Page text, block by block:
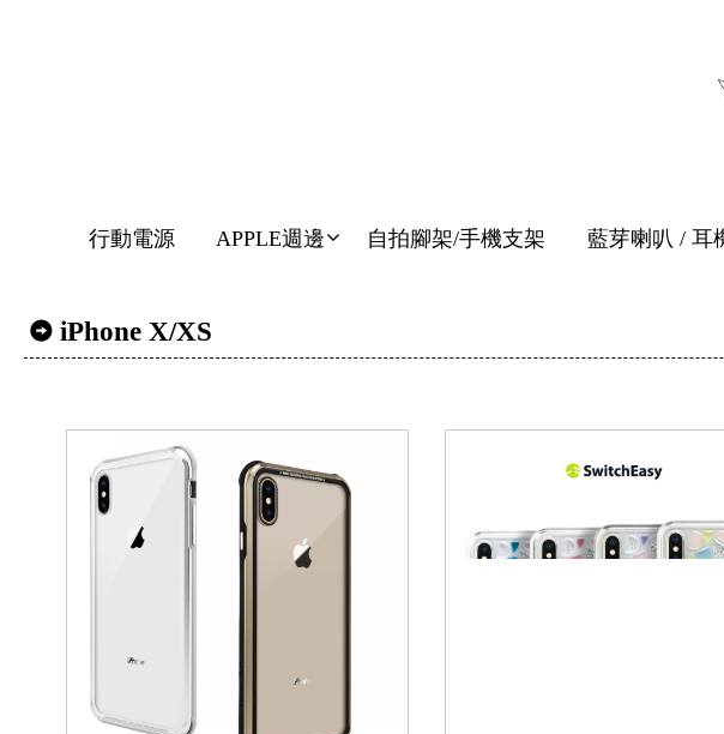
行動電源 APPLE週邊 自拍腳架/手機支架 藍芽喇叭 / 耳
iPhone X/XS